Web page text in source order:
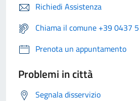
Richiedi Assistenza
Chiama il comune +39 0437
Prenota un appuntamento
Problemi in città
Segnala disservizio